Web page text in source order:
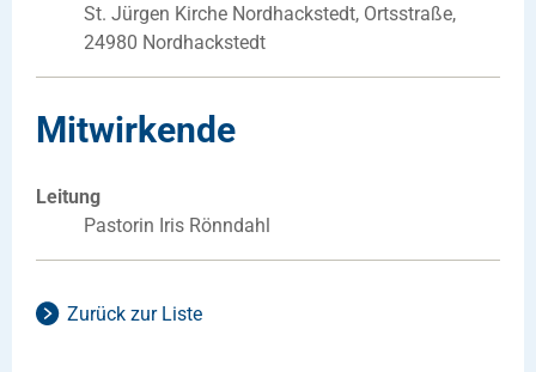
St. Jürgen Kirche Nordhackstedt, Ortsstraße,
24980 Nordhackstedt
Mitwirkende
Leitung
Pastorin Iris Rönndahl
Zurück zur Liste